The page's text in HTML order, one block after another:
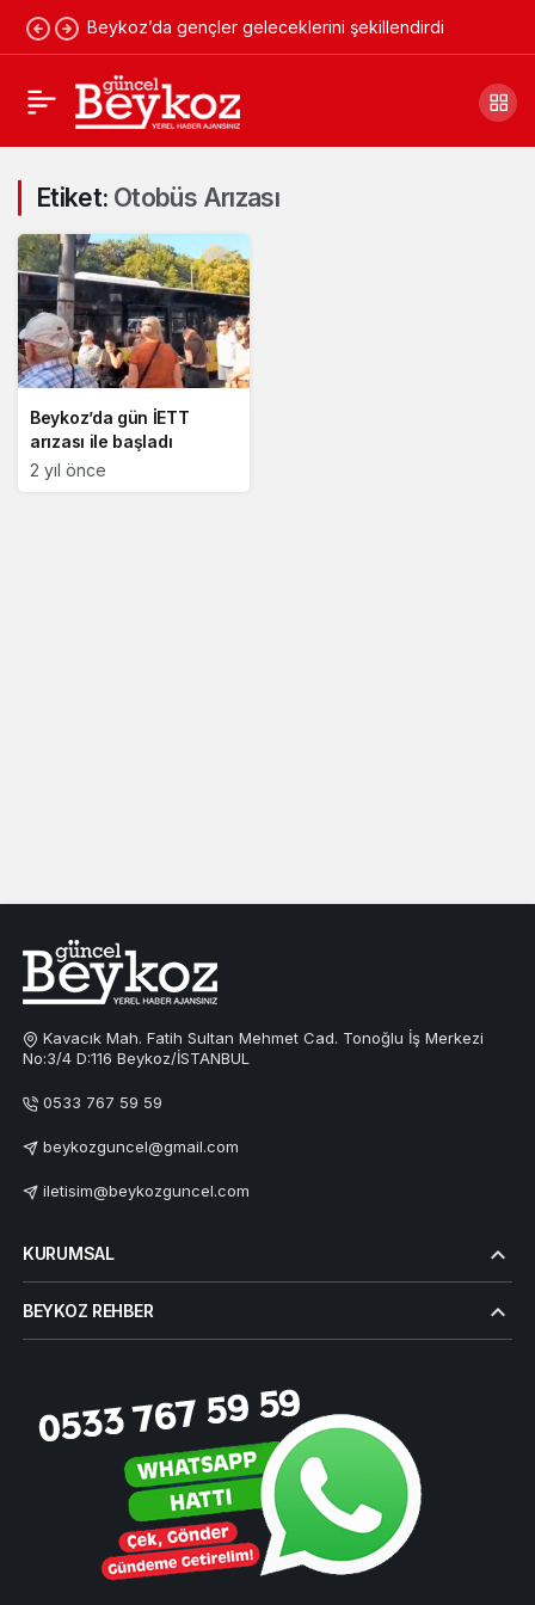
Beykoz’da gençler geleceklerini şekillendirdi
Etiket: Otobüs Arızası
Beykoz’da gün İETT
arızası ile başladı
2 yıl önce
Kavacık Mah. Fatih Sultan Mehmet Cad. Tonoğlu İş Merkezi
No:3/4 D:116 Beykoz/İSTANBUL
0533 767 59 59
beykozguncel@gmail.com
iletisim@beykozguncel.com
KURUMSAL
BEYKOZ REHBER